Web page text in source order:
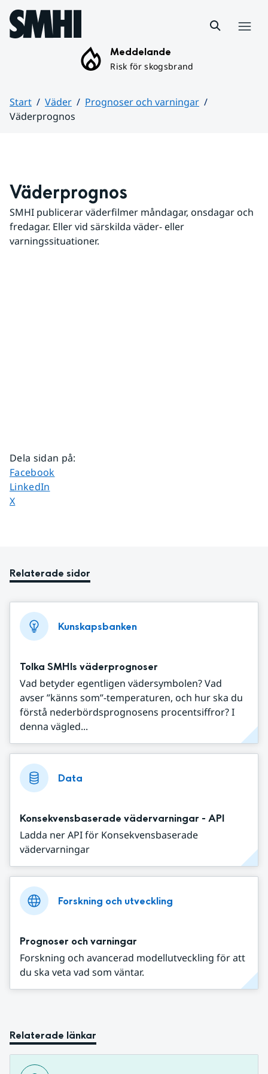
Hoppa till sidans innehåll
Meddelande
Risk för skogsbrand
Start Väder
Prognoser och varningar
Väderprognos
Väderprognos
SMHI publicerar väderfilmer måndagar, onsdagar och
fredagar. Eller vid särskilda väder- eller
varningssituationer.
Dela sidan på:
Dela sidan på
Facebook
Dela sidan på
LinkedIn
Dela sidan på
X
Relaterade sidor
Kunskapsbanken
Tolka SMHIs väderprognoser
Vad betyder egentligen vädersymbolen? Vad
avser ”känns som”-temperaturen, och hur ska du
förstå nederbördsprognosens procentsiffror? I
denna vägled...
Data
Konsekvensbaserade vädervarningar - API
Ladda ner API för Konsekvensbaserade
vädervarningar
Forskning och utveckling
Prognoser och varningar
Forskning och avancerad modellutveckling för att
du ska veta vad som väntar.
Relaterade länkar